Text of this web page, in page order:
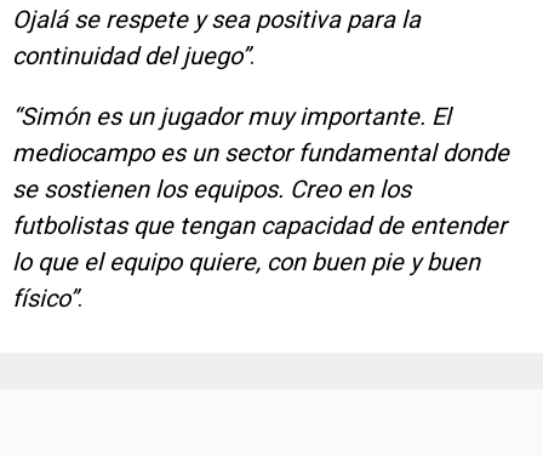
Ojalá se respete y sea positiva para la
continuidad del juego”.
“Simón es un jugador muy importante. El
mediocampo es un sector fundamental donde
se sostienen los equipos. Creo en los
futbolistas que tengan capacidad de entender
lo que el equipo quiere, con buen pie y buen
físico”.